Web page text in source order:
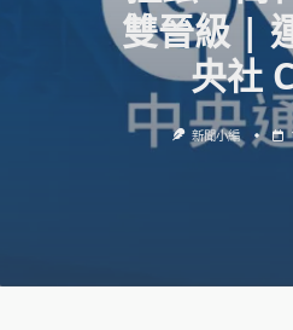
雙晉級 |
央社
新聞小編